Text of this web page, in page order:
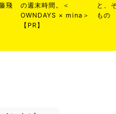
飛
の週末時間。＜
OWNDAYS × mina＞
【PR】
と、
もの